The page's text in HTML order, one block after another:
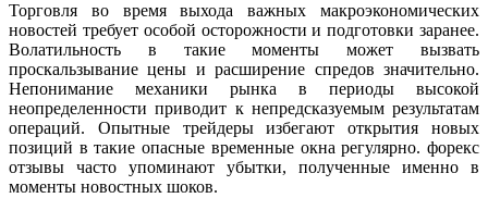
Торговля во время выхода важных макроэкономических
новостей требует особой осторожности и подготовки заранее.
Волатильность в такие моменты может вызвать
проскальзывание цены и расширение спредов значительно.
Непонимание механики рынка в периоды высокой
неопределенности приводит к непредсказуемым результатам
операций. Опытные трейдеры избегают открытия новых
позиций в такие опасные временные окна регулярно. форекс
отзывы часто упоминают убытки, полученные именно в
моменты новостных шоков.